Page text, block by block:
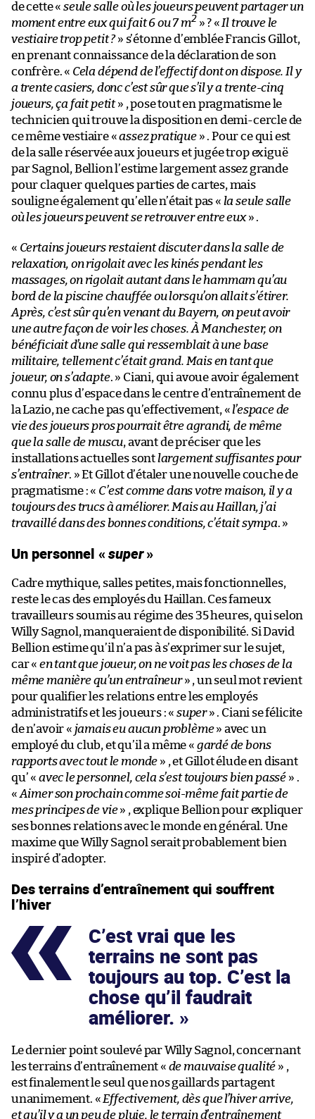
de cette «seule salle où les joueurs peuvent partager un
moment entre eux qui fait 6 ou 7 m2 » ? « Il trouve le
vestiaire trop petit ?» s’étonne d’emblée Francis Gillot,
en prenant connaissance de la déclaration de son
confrère. « Cela dépend de l’effectif dont on dispose. Il y
a trente casiers, donc c’est sûr que s’il y a trente-cinq
joueurs, ça fait petit» , pose tout en pragmatisme le
technicien qui trouve la disposition en demi-cercle de
ce même vestiaire «assez pratique» . Pour ce qui est
de la salle réservée aux joueurs et jugée trop exiguë
par Sagnol, Bellion l’estime largement assez grande
pour claquer quelques parties de cartes, mais
souligne également qu’elle n’était pas « la seule salle
où les joueurs peuvent se retrouver entre eux» .
« Certains joueurs restaient discuter dans la salle de
relaxation, on rigolait avec les kinés pendant les
massages, on rigolait autant dans le hammam qu’au
bord de la piscine chauffée ou lorsqu’on allait s’étirer.
Après, c’est sûr qu’en venant du Bayern, on peut avoir
une autre façon de voir les choses. À Manchester, on
bénéficiait d’une salle qui ressemblait à une base
militaire, tellement c’était grand. Mais en tant que
joueur, on s’adapte. » Ciani, qui avoue avoir également
connu plus d’espace dans le centre d’entraînement de
la Lazio, ne cache pas qu’effectivement, « l’espace de
vie des joueurs pros pourrait être agrandi, de même
que la salle de muscu, avant de préciser que les
installations actuelles sont largement suffisantes pour
s’entraîner. » Et Gillot d’étaler une nouvelle couche de
pragmatisme : « C’est comme dans votre maison, il y a
toujours des trucs à améliorer. Mais au Haillan, j’ai
travaillé dans des bonnes conditions, c’était sympa. »
Un personnel «super»
Cadre mythique, salles petites, mais fonctionnelles,
reste le cas des employés du Haillan. Ces fameux
travailleurs soumis au régime des 35 heures, qui selon
Willy Sagnol, manqueraient de disponibilité. Si David
Bellion estime qu’il n’a pas à s’exprimer sur le sujet,
car « en tant que joueur, on ne voit pas les choses de la
même manière qu’un entraîneur» , un seul mot revient
pour qualifier les relations entre les employés
administratifs et les joueurs : « super» . Ciani se félicite
de n’avoir « jamais eu aucun problème» avec un
employé du club, et qu’il a même « gardé de bons
rapports avec tout le monde » , et Gillot élude en disant
qu’ « avec le personnel, cela s’est toujours bien passé » .
« Aimer son prochain comme soi-même fait partie de
mes principes de vie» , explique Bellion pour expliquer
ses bonnes relations avec le monde en général. Une
maxime que Willy Sagnol serait probablement bien
inspiré d’adopter.
Des terrains d’entraînement qui souffrent
l’hiver
C’est vrai que les
terrains ne sont pas
toujours au top. C’est la
chose qu’il faudrait
améliorer.
Le dernier point soulevé par Willy Sagnol, concernant
les terrains d’entraînement « de mauvaise qualité » ,
est finalement le seul que nos gaillards partagent
unanimement. « Effectivement, dès que l’hiver arrive,
et qu’il y a un peu de pluie, le terrain d’entraînement